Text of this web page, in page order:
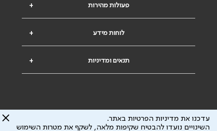
+ פעולות מהירות
+ לוחות מידע
+ תנאים ומדיניות
עדכנו את מדיניות הפרטיות באתר.
השינויים נועדו להבטיח שקיפות מלאה, לשקף את מטרות השימוש